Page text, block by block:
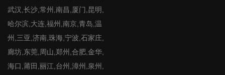
武汉,长沙,常州,南昌,厦门,昆明,
哈尔滨,大连,福州,南京,青岛,温
州,三亚,济南,珠海,宁波,石家庄,
廊坊,东莞,周山,郑州,合肥,金华,
海口,莆田,丽江,台州,漳州,泉州,